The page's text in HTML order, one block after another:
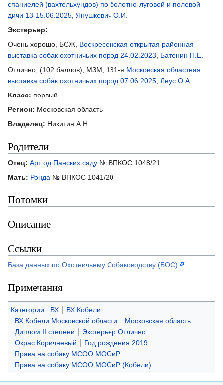
спаниелей (вахтельхундов) по болотно-луговой и полевой
дичи 13-15.06.2025 Янушкевич О.И.
Экстерьер:
Очень хорошо, БСЖ, Воскресенская открытая районная
выставка собак охотничьих пород 24.02.2023
Батенин П.Е.
Отлично, (102 баллов), МЗМ, 131-я Московская областная
выставка собак охотничьих пород 07.06.2025 Леус О.А.
Класс: первый
Регион: Московская область
Владелец: Никитин А.Н.
Родители
Отец: Арт од Панских саду № ВПКОС 1048/21
Мать: Ронда № ВПКОС 1041/20
Потомки
Описание
Ссылки
База данных по Охотничьему Собаководству (БОС)
Примечания
Категории: ВХ
ВХ Кобели
ВХ Кобели Московской области
Московская область
Диплом II степени
Экстерьер Отлично
Окрас Коричневый
Год рождения 2019
Права на собаку МСОО МООиР
Права на собаку МСОО МООиР (Кобели)